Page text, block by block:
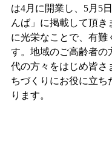
は4月に開業し、5月5
んば」に掲載して頂き
に光栄なことで、有難
す。地域のご高齢者の
代の方々をはじめ皆さ
ちづくりにお役に立ち
ります。